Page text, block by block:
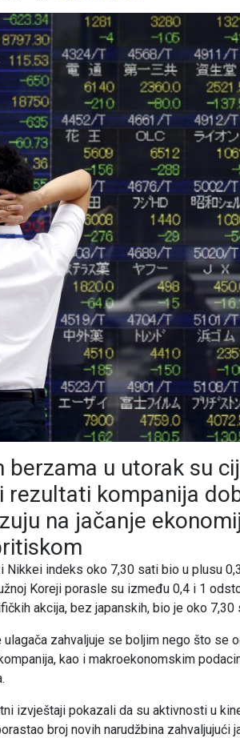
berzama u utorak su
rezultati kompanija
na jačanje
Nikkei indeks oko 7,30 sati bio u plusu
Koreji porasle su između 0,4 i 1
akcija, bez japanskih, bio je oko
ulagača zahvaljuje se boljim nego što se
kao i makroekonomskim
izvještaji pokazali da su aktivnosti u
broj novih narudžbina zahvaljujući